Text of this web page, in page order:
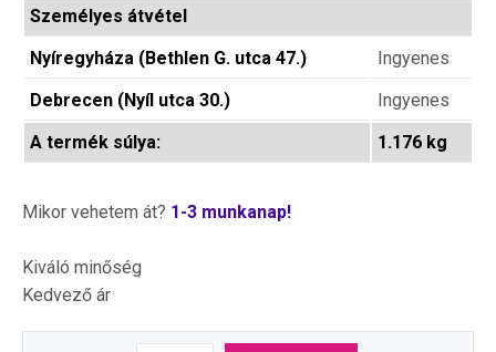
Személyes átvétel
Nyíregyháza (Bethlen G. utca 47.)
Ingyenes
Debrecen (Nyíl utca 30.)
Ingyenes
A termék súlya:
1.176 kg
Mikor vehetem át? 1-3 munkanap!
Kiváló minőség
Kedvező ár